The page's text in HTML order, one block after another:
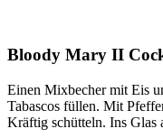
Bloody Mary II
Einen Mixbecher mit Eis
Tabascos füllen. Mit
Kräftig schütteln. Ins Glas